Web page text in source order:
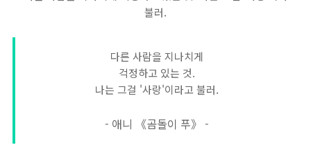
다른 사람을 지나치게
걱정하고 있는 것.
나는 그걸 '사랑'이라고 불러.
- 애니 《곰돌이 푸》 -